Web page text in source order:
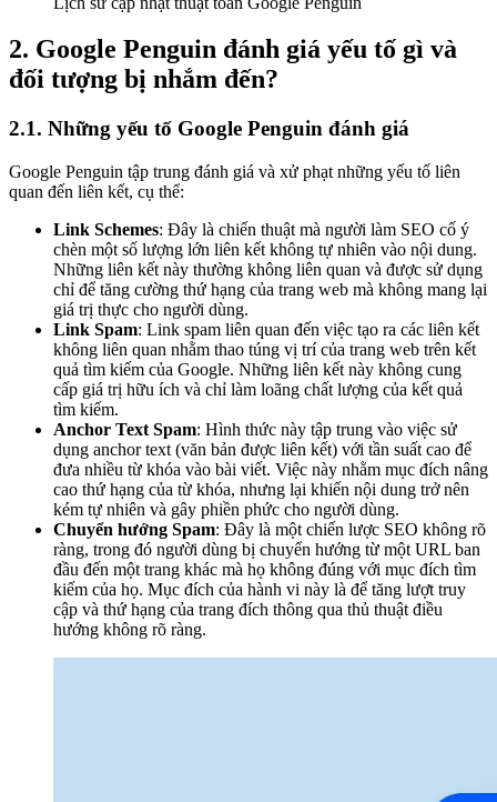
2. Google Penguin đánh giá yếu tố gì và
đối tượng bị nhắm đến?
2.1. Những yếu tố Google Penguin đánh giá
Google Penguin tập trung đánh giá và xử phạt những yếu tố liên
quan đến liên kết, cụ thể:
Link Schemes: Đây là chiến thuật mà người làm SEO cố ý
chèn một số lượng lớn liên kết không tự nhiên vào nội dung.
Những liên kết này thường không liên quan và được sử dụng
chỉ để tăng cường thứ hạng của trang web mà không mang lại
giá trị thực cho người dùng.
Link Spam: Link spam liên quan đến việc tạo ra các liên kết
không liên quan nhằm thao túng vị trí của trang web trên kết
quả tìm kiếm của Google. Những liên kết này không cung
cấp giá trị hữu ích và chỉ làm loãng chất lượng của kết quả
tìm kiếm.
Anchor Text Spam: Hình thức này tập trung vào việc sử
dụng anchor text (văn bản được liên kết) với tần suất cao để
đưa nhiều từ khóa vào bài viết. Việc này nhằm mục đích nâng
cao thứ hạng của từ khóa, nhưng lại khiến nội dung trở nên
kém tự nhiên và gây phiền phức cho người dùng.
Chuyển hướng Spam: Đây là một chiến lược SEO không rõ
ràng, trong đó người dùng bị chuyển hướng từ một URL ban
đầu đến một trang khác mà họ không đúng với mục đích tìm
kiếm của họ. Mục đích của hành vi này là để tăng lượt truy
cập và thứ hạng của trang đích thông qua thủ thuật điều
hướng không rõ ràng.